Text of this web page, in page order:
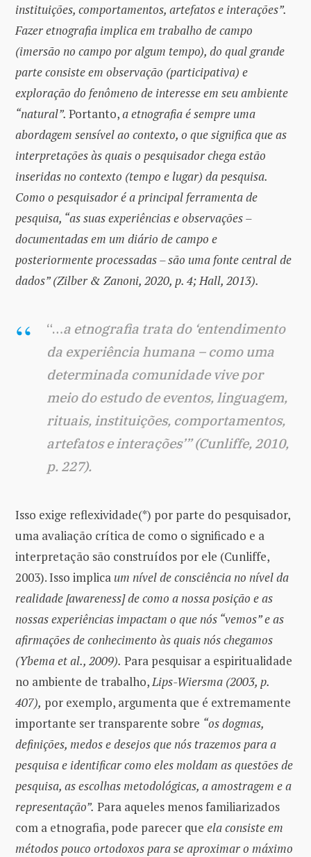
instituições, comportamentos, artefatos e interações”.
Fazer etnografia implica em trabalho de campo
(imersão no campo por algum tempo), do qual grande
parte consiste em observação (participativa) e
exploração do fenômeno de interesse em seu ambiente
“natural”. Portanto,a etnografia é sempre uma
abordagem sensível ao contexto, o que significa que as
interpretações às quais o pesquisador chega estão
inseridas no contexto (tempo e lugar) da pesquisa.
Como o pesquisador é a principal ferramenta de
pesquisa, “as suas experiências e observações –
documentadas em um diário de campo e
posteriormente processadas – são uma fonte central de
dados” (Zilber & Zanoni, 2020, p. 4; Hall, 2013).
“…a etnografia trata do ‘entendimento
da experiência humana – como uma
determinada comunidade vive por
meio do estudo de eventos, linguagem,
rituais, instituições, comportamentos,
artefatos e interações’” (Cunliffe, 2010,
p. 227).
Isso exige reflexividade(*) por parte do pesquisador,
uma avaliação crítica de como o significado e a
interpretação são construídos por ele (Cunliffe,
2003). Isso implica um nível de consciência no nível da
realidade [awareness] de como a nossa posição e as
nossas experiências impactam o que nós “vemos” e as
afirmações de conhecimento às quais nós chegamos
(Ybema et al., 2009). Para pesquisar a espiritualidade
no ambiente de trabalho,Lips-Wiersma (2003, p.
407), por exemplo, argumenta que é extremamente
importante ser transparente sobre “os dogmas,
definições, medos e desejos que nós trazemos para a
pesquisa e identificar como eles moldam as questões de
pesquisa, as escolhas metodológicas, a amostragem e a
representação”. Para aqueles menos familiarizados
com a etnografia, pode parecer que ela consiste em
métodos pouco ortodoxos para se aproximar o máximo